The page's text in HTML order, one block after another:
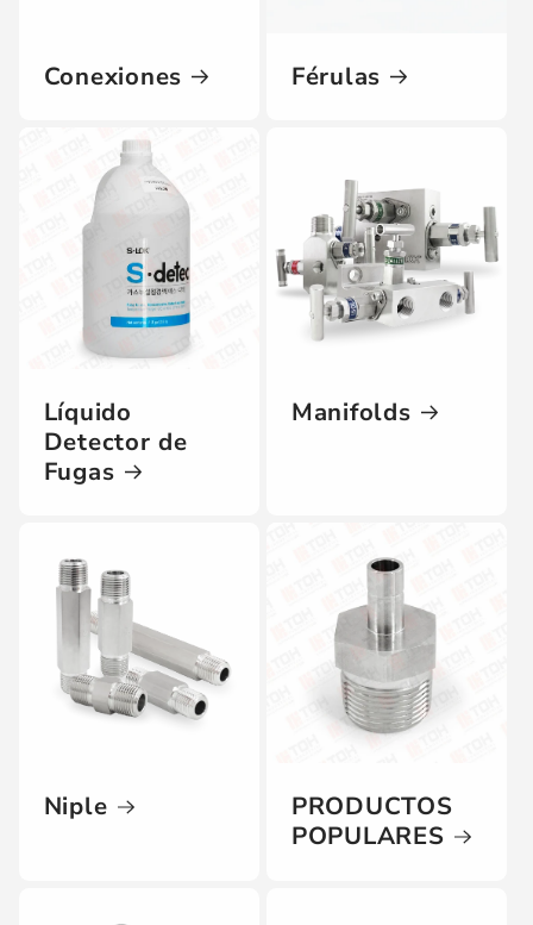
Conexiones Férulas
Líquido
Detector de
Fugas
Manifolds
Niple
PRODUCTOS
POPULARES